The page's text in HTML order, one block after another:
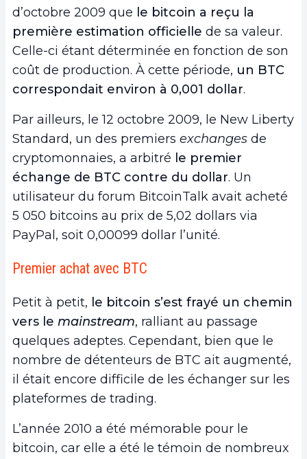
d’octobre 2009 que le bitcoin a reçu la
première estimation officielle de sa valeur.
Celle-ci étant déterminée en fonction de son
coût de production. À cette période, un BTC
correspondait environ à 0,001 dollar.
Par ailleurs, le 12 octobre 2009, le New Liberty
Standard, un des premiers exchanges de
cryptomonnaies, a arbitré le premier
échange de BTC contre du dollar. Un
utilisateur du forum BitcoinTalk avait acheté
5 050 bitcoins au prix de 5,02 dollars via
PayPal, soit 0,00099 dollar l’unité.
Premier achat avec BTC
Petit à petit, le bitcoin s’est frayé un chemin
vers le mainstream, ralliant au passage
quelques adeptes. Cependant, bien que le
nombre de détenteurs de BTC ait augmenté,
il était encore difficile de les échanger sur les
plateformes de trading.
L’année 2010 a été mémorable pour le
bitcoin, car elle a été le témoin de nombreux